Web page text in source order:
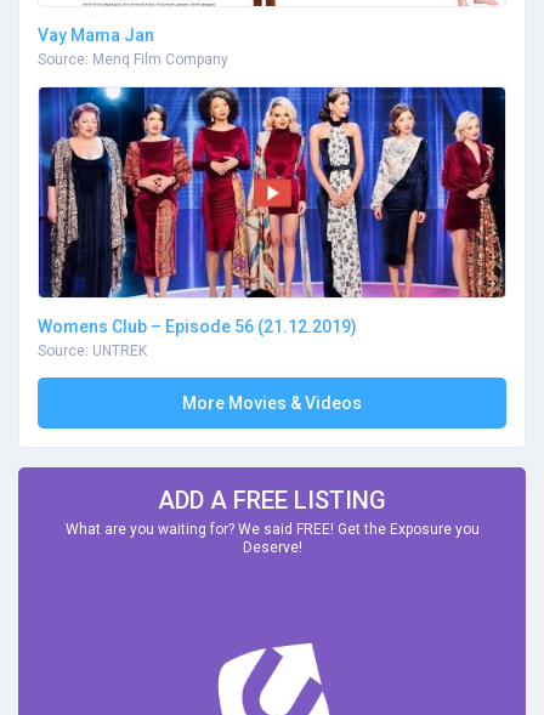
Vay Mama Jan
Source: Menq Film Company
Womens Club – Episode 56 (21.12.2019)
Source: UNTREK
More Movies & Videos
ADD A FREE LISTING
What are you waiting for? We said FREE! Get the Exposure you
Deserve!